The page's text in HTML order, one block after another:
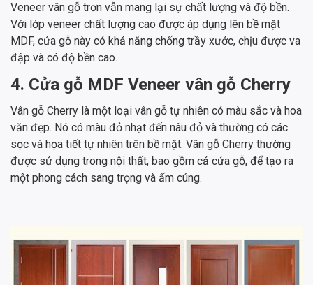
Veneer vân gỗ trơn vẫn mang lại sự chất lượng và độ bền.
Với lớp veneer chất lượng cao được áp dụng lên bề mặt
MDF, cửa gỗ này có khả năng chống trầy xước, chịu được va
đập và có độ bền cao.
4. Cửa gỗ MDF Veneer vân gỗ Cherry
Vân gỗ Cherry là một loại vân gỗ tự nhiên có màu sắc và hoa
văn đẹp. Nó có màu đỏ nhạt đến nâu đỏ và thường có các
sọc và họa tiết tự nhiên trên bề mặt. Vân gỗ Cherry thường
được sử dụng trong nội thất, bao gồm cả cửa gỗ, để tạo ra
một phong cách sang trọng và ấm cúng.